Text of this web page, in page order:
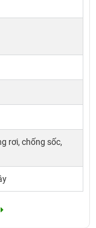
rơi, chống sốc,